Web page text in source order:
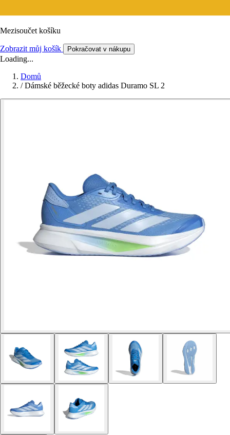
Mezisoučet košíku
Zobrazit můj košík Pokračovat v nákupu
Loading...
Domů
/ Dámské běžecké boty adidas Duramo SL 2